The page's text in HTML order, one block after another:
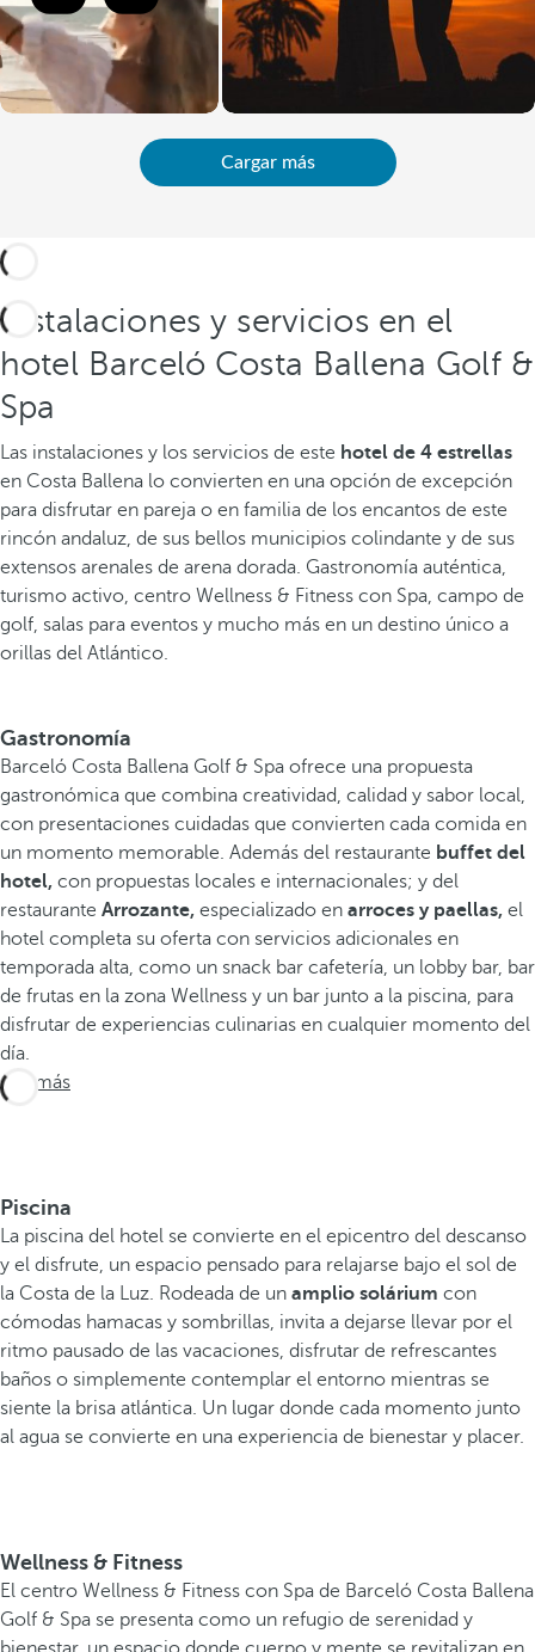
Cargar más
Instalaciones y servicios en el
hotel Barceló Costa Ballena Golf &
Spa
Las instalaciones y los servicios de este hotel de 4 estrellas
en Costa Ballena lo convierten en una opción de excepción
para disfrutar en pareja o en familia de los encantos de este
rincón andaluz, de sus bellos municipios colindante y de sus
extensos arenales de arena dorada. Gastronomía auténtica,
turismo activo, centro Wellness & Fitness con Spa, campo de
golf, salas para eventos y mucho más en un destino único a
orillas del Atlántico.
Gastronomía
Barceló Costa Ballena Golf & Spa ofrece una propuesta
gastronómica que combina creatividad, calidad y sabor local,
con presentaciones cuidadas que convierten cada comida en
un momento memorable. Además del restaurante buffet del
hotel, con propuestas locales e internacionales; y del
restaurante Arrozante, especializado en arroces y paellas, el
hotel completa su oferta con servicios adicionales en
temporada alta, como un snack bar cafetería, un lobby bar, bar
de frutas en la zona Wellness y un bar junto a la piscina, para
disfrutar de experiencias culinarias en cualquier momento del
día.
Ver más
Piscina
La piscina del hotel se convierte en el epicentro del descanso
y el disfrute, un espacio pensado para relajarse bajo el sol de
la Costa de la Luz. Rodeada de un amplio solárium con
cómodas hamacas y sombrillas, invita a dejarse llevar por el
ritmo pausado de las vacaciones, disfrutar de refrescantes
baños o simplemente contemplar el entorno mientras se
siente la brisa atlántica. Un lugar donde cada momento junto
al agua se convierte en una experiencia de bienestar y placer.
Wellness & Fitness
El centro Wellness & Fitness con Spa de Barceló Costa Ballena
Golf & Spa se presenta como un refugio de serenidad y